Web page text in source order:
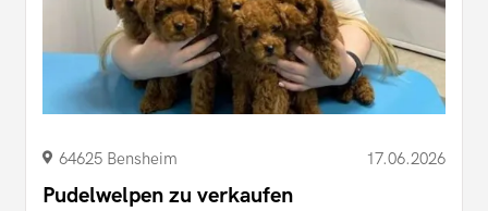
64625 Bensheim 17.06.2026
Pudelwelpen zu verkaufen